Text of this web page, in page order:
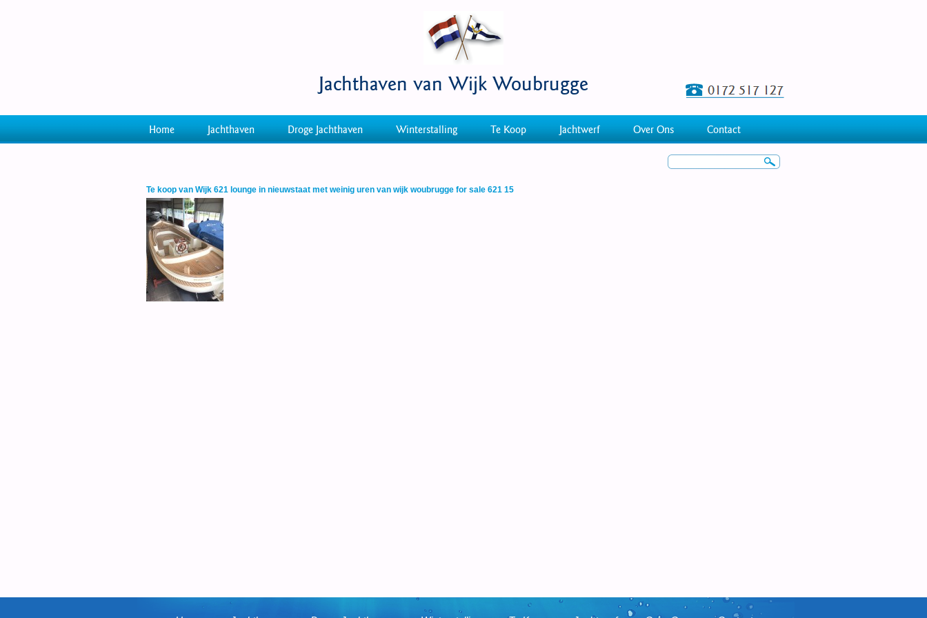
Jachthaven van Wijk Woubrugge
Home Jachthaven Droge Jachthaven Winterstalling Te Koop Jachtwerf Over Ons Contact
Te koop van Wijk 621 lounge in nieuwstaat met weinig uren van wijk woubrugge for sale 621 15